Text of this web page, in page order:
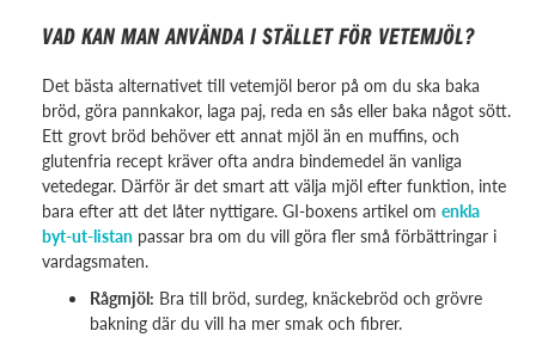
VAD KAN MAN ANVÄNDA I STÄLLET FÖR VETEMJÖL?
Det bästa alternativet till vetemjöl beror på om du ska baka
bröd, göra pannkakor, laga paj, reda en sås eller baka något sött.
Ett grovt bröd behöver ett annat mjöl än en muffins, och
glutenfria recept kräver ofta andra bindemedel än vanliga
vetedegar. Därför är det smart att välja mjöl efter funktion, inte
bara efter att det låter nyttigare. GI-boxens artikel om enkla
byt-ut-listan passar bra om du vill göra fler små förbättringar i
vardagsmaten.
Rågmjöl: Bra till bröd, surdeg, knäckebröd och grövre
bakning där du vill ha mer smak och fibrer.